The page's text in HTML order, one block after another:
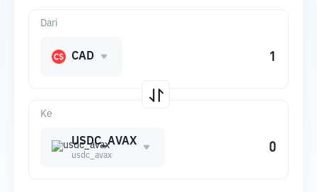
Ke
USDC_AVAX
usdc_avax
Dari
CAD